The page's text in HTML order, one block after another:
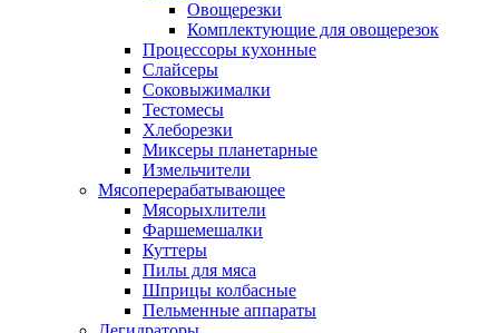
Овощерезки
Комплектующие для овощерезок
Процессоры кухонные
Слайсеры
Соковыжималки
Тестомесы
Хлеборезки
Миксеры планетарные
Измельчители
Мясоперерабатывающее
Мясорыхлители
Фаршемешалки
Куттеры
Пилы для мяса
Шприцы колбасные
Пельменные аппараты